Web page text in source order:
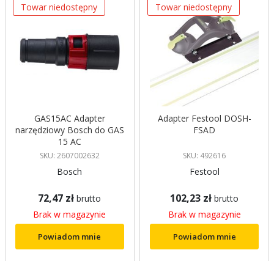
Towar niedostępny
GAS15AC Adapter
narzędziowy Bosch do GAS
15 AC
SKU: 2607002632
Bosch
72,47 zł brutto
Brak w magazynie
Powiadom mnie
Towar niedostępny
Adapter Festool DOSH-
FSAD
SKU: 492616
Festool
102,23 zł brutto
Brak w magazynie
Powiadom mnie